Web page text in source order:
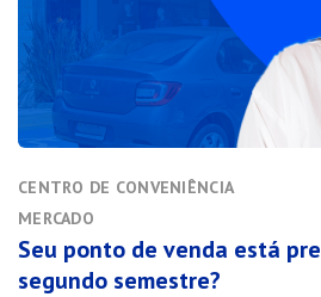
CENTRO DE CONVENIÊNCIA
MERCADO
Seu ponto de venda está
segundo semestre?